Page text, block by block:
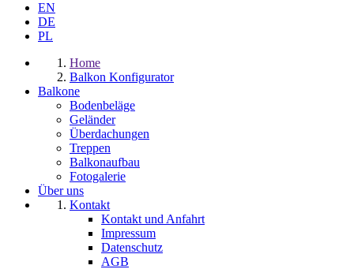
EN
DE
PL
Home
Balkon Konfigurator
Balkone
Bodenbeläge
Geländer
Überdachungen
Treppen
Balkonaufbau
Fotogalerie
Über uns
Kontakt
Kontakt und Anfahrt
Impressum
Datenschutz
AGB